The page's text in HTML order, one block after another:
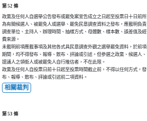
第 52 條
政黨及任何人自選舉公告發布或罷免案宣告成立之日起至投票日十日前所
為有關候選人、被罷免人或選舉、罷免民意調查資料之發布，應載明負責
調查單位、主持人、辦理時間、抽樣方式、母體數、樣本數、誤差值及經
費來源。
未載明前項應載事項及其他各式具民意調查外觀之選舉罷免資料，於前項
期間，均不得發布、報導、散布、評論或引述。但參選之政黨、候選人、
提議人之領銜人或被罷免人自行推估者，不在此限。
政黨及任何人自投票日前十日起至投票時間截止前，不得以任何方式，發
布、報導、散布、評論或引述前二項資料。
相關裁判
第 53 條